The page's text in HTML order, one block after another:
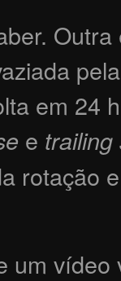
em 24
e trailing
rotação
um vídeo